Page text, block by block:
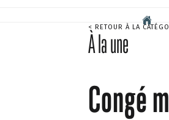
< RETOUR À LA
À la une
Congé